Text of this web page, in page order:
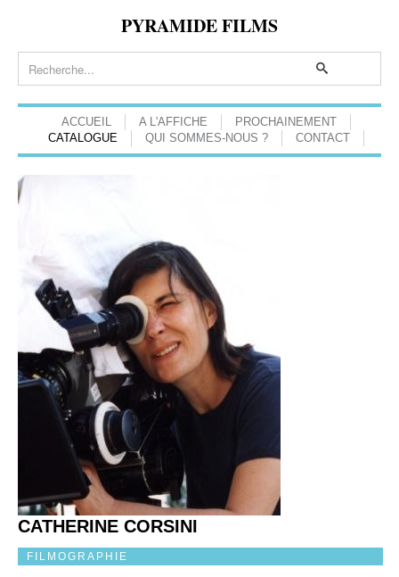
PYRAMIDE FILMS
ACCUEIL A L'AFFICHE
PROCHAINEMENT
CATALOGUE
QUI SOMMES-NOUS ? CONTACT
CATHERINE CORSINI
FILMOGRAPHIE